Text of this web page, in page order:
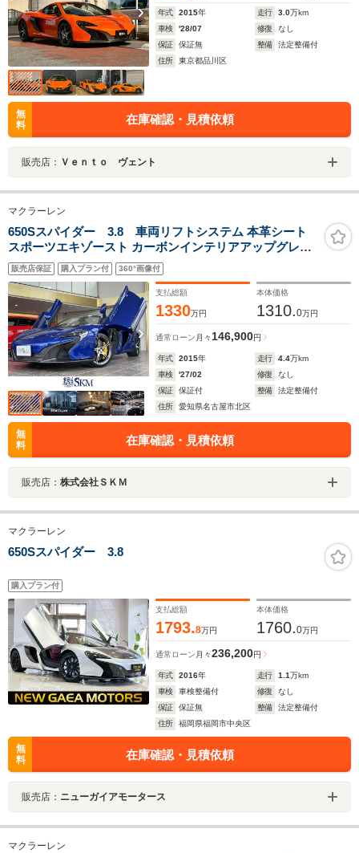
年式 2015年 走行 3.0万km
車検
'28/07 修復
なし
保証
保証無 整備
法定整備付
住所
東京都品川区
無
料
在庫確認・見積依頼
販売店： Ｖｅｎｔｏ ヴェント
マクラーレン
650Sスパイダー 3.8 車両リフトシステム 本革シート
スポーツエキゾースト カーボンインテリアアップグレー
ド パーキングセンサー 右ハンドル ブレーキキャリパー
(イエロー) バックカメラ プラチナ保証
販売店保証 購入プラン付 360°画像付
支払総額
1330万円
本体価格
1310.0万円
通常ローン 月々 146,900円
年式 2015年 走行 4.4万km
車検
'27/02 修復
なし
保証
保証付 整備
法定整備付
住所
愛知県名古屋市北区
無
料
在庫確認・見積依頼
販売店： 株式会社ＳＫＭ
マクラーレン
650Sスパイダー 3.8
購入プラン付
支払総額
1793.8万円
本体価格
1760.0万円
通常ローン 月々236,200円
年式 2016年 走行 1.1万km
車検
車検整備付 修復
なし
保証
保証無 整備
法定整備付
住所
福岡県福岡市中央区
無
料
在庫確認・見積依頼
販売店： ニューガイアモータース
マクラーレン